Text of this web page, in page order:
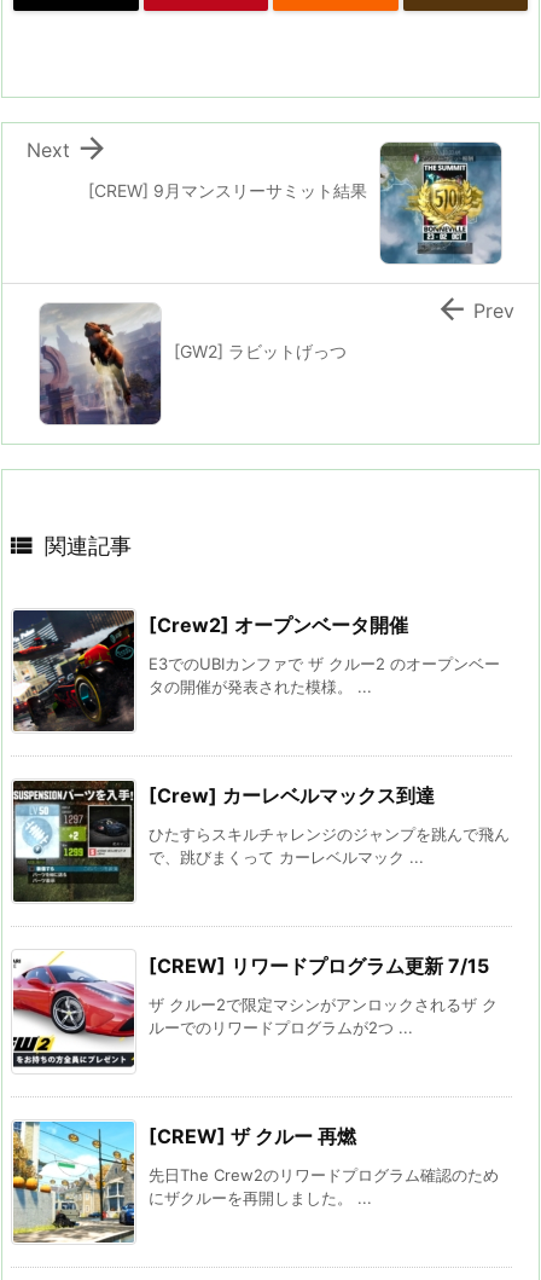
[CREW] 9月マンスリーサミット結果

Next
[GW2] ラビットげっつ
 Prev
 関連記事
[Crew2] オープンベータ開催
E3でのUBIカンファで ザ クルー2 のオープンベー
タの開催が発表された模様。 ...
[Crew] カーレベルマックス到達
ひたすらスキルチャレンジのジャンプを跳んで飛ん
で、跳びまくって カーレベルマック ...
[CREW] リワードプログラム更新 7/15
ザ クルー2で限定マシンがアンロックされるザ ク
ルーでのリワードプログラムが2つ ...
[CREW] ザ クルー 再燃
先日The Crew2のリワードプログラム確認のため
にザクルーを再開しました。 ...